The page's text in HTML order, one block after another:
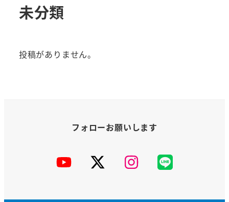
未分類
投稿がありません。
YouTubeX Instagram
公
式